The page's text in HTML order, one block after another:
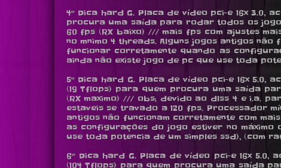
4º Dica hard G. Placa de vídeo pci-e 16x 3.0,
procura uma saída para rodar todos os
60 fps (RX baixo) /// mais fps com ajustes
no mnimo 4 threads. Alguns jogos antigos
funcionar corretamente quando as
ainda não existe jogo de pc que use toda
5º Dica hard G. Placa de vídeo pci-e 16x 5.0,
(19 Tflops) para quem procura uma saída
(RX maximo) /// obs; devido ao dlss 4 e i.a.
estaveis se travado a 120 fps. Processador
antigos não funcionam corretamente com
as configurações do jogo estiver no
use toda potencia de um simples ssd), (com
6º Dica hard G. Placa de vídeo pci-e 16x 5.0,
(104 Tflops) para quem procura uma saída